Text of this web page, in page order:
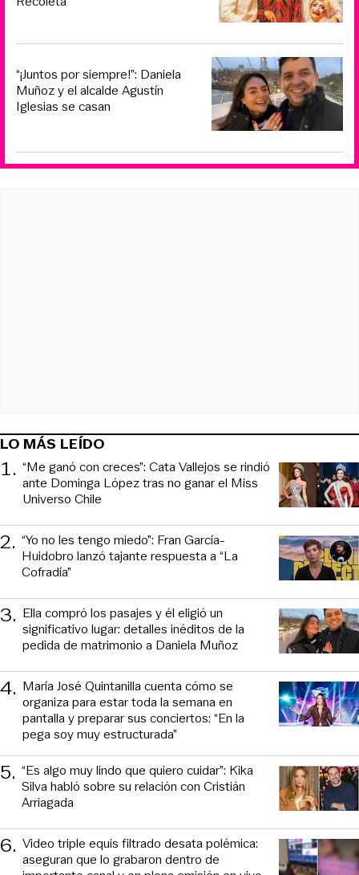
“¡Juntos por siempre!”: Daniela
Muñoz y el alcalde Agustín
Iglesias se casan
LO MÁS LEÍDO
1. “Me ganó con creces”: Cata Vallejos se rindió
ante Dominga López tras no ganar el Miss
Universo Chile
2. “Yo no les tengo miedo”: Fran García-
Huidobro lanzó tajante respuesta a “La
Cofradía”
3. Ella compró los pasajes y él eligió un
significativo lugar: detalles inéditos de la
pedida de matrimonio a Daniela Muñoz
4. María José Quintanilla cuenta cómo se
organiza para estar toda la semana en
pantalla y preparar sus conciertos: “En la
pega soy muy estructurada”
5. “Es algo muy lindo que quiero cuidar”: Kika
Silva habló sobre su relación con Cristián
Arriagada
6. Video triple equis filtrado desata polémica:
aseguran que lo grabaron dentro de